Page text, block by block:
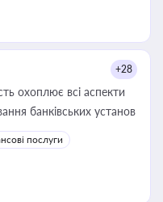
+28
охоплює всі аспекти
банківських установ
послуги